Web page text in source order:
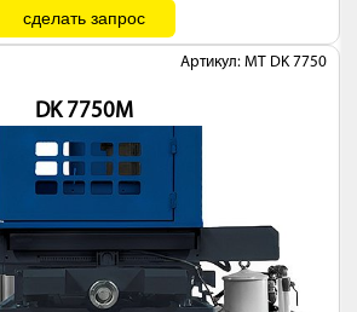
Артикул: MT DK 7750
DK 7750M